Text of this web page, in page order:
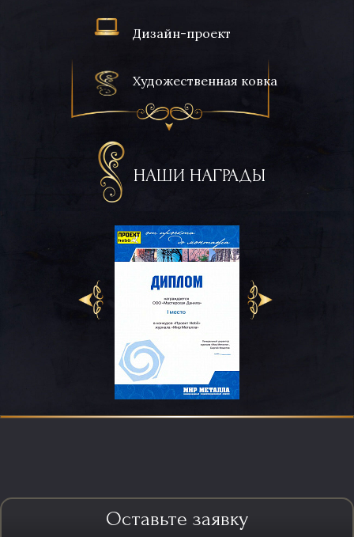
Дизайн-проект
Художественная ковка
НАШИ НАГРАДЫ
Оставьте заявку